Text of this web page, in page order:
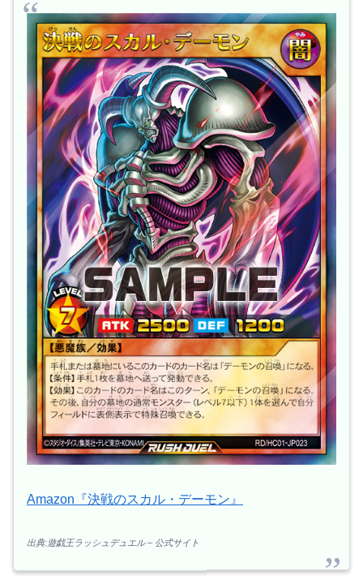
Amazon『決戦のスカル・デーモン』
出典:遊戯王ラッシュデュエル – 公式サイト